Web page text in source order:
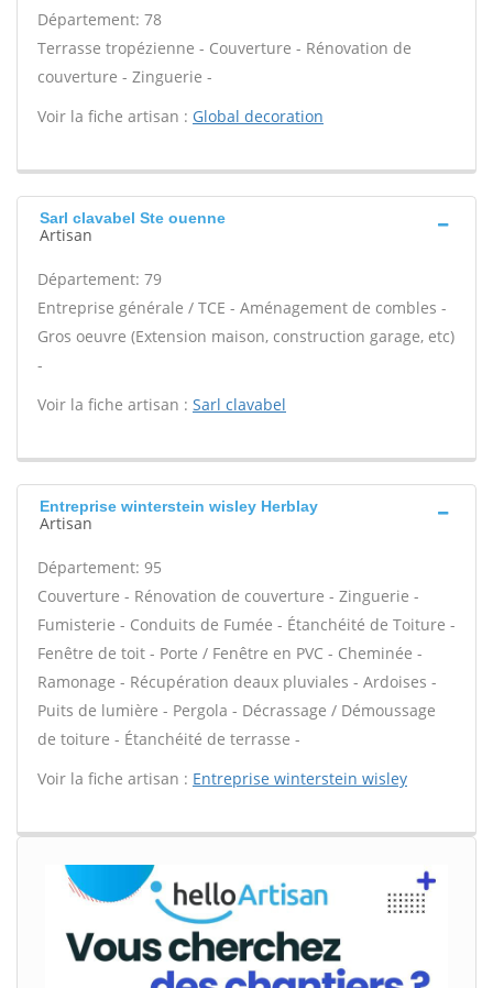
Département: 78
Terrasse tropézienne - Couverture - Rénovation de
couverture - Zinguerie -
Voir la fiche artisan : Global decoration
Sarl clavabel Ste ouenne
Artisan
Département: 79
Entreprise générale / TCE - Aménagement de combles -
Gros oeuvre (Extension maison, construction garage, etc)
-
Voir la fiche artisan : Sarl clavabel
Entreprise winterstein wisley Herblay
Artisan
Département: 95
Couverture - Rénovation de couverture - Zinguerie -
Fumisterie - Conduits de Fumée - Étanchéité de Toiture -
Fenêtre de toit - Porte / Fenêtre en PVC - Cheminée -
Ramonage - Récupération deaux pluviales - Ardoises -
Puits de lumière - Pergola - Décrassage / Démoussage
de toiture - Étanchéité de terrasse -
Voir la fiche artisan : Entreprise winterstein wisley